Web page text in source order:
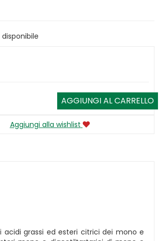
AGGIUNGI AL CARRELLO
Aggiungi alla wishlist
acidi grassi ed esteri citrici dei mono e